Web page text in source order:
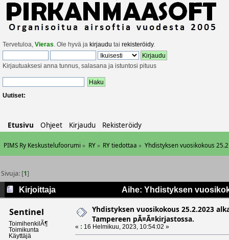
Tervetuloa, Vieras. Ole hyvä ja kirjaudu tai rekisteröidy.
Kirjautuaksesi anna tunnus, salasana ja istuntosi pituus
Uutiset:
Etusivu Ohjeet Kirjaudu Rekisteröidy
PIMS Ry Keskustelufoorumi » RY» RY tiedottaa » Yhdistyksen vuosikokous
Sivuja: [1]
Kirjoittaja
Aihe: Yhdistyksen
Sentinel
ToimihenkilÃ¶
Toimikunta
Käyttäjä
Yhdistyksen vuosikokous 25.2.2023
Tampereen pÃ¤Ã¤kirjastossa.
« : 16 Helmikuu, 2023, 10:54:02 »